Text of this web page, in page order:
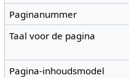
Paginanummer
Taal voor de pagina
Pagina-inhoudsmodel